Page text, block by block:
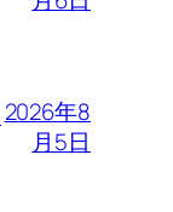
2026年8
月5日